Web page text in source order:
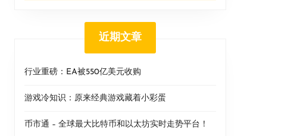
近期文章
行业重磅：EA被550亿美元收购
游戏冷知识：原来经典游戏藏着小彩蛋
币市通 – 全球最大比特币和以太坊实时走势平台！